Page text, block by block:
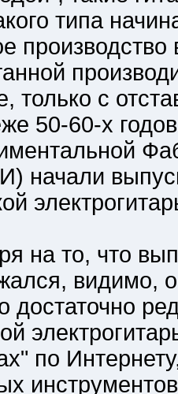
типа
только с
50-60-х
начали
на то, что
видимо,
достаточно
по